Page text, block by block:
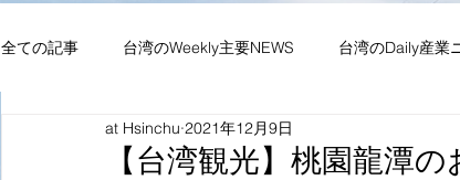
全ての記事 台湾のWeekly主要NEWS 台湾のDaily産業
AIoT・通信機器・ネットワーク
【台湾観光】桃園龍潭
at Hsinchu 2021年12月9日